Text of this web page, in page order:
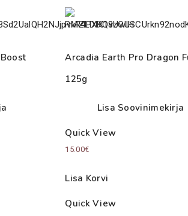
Arcadia Earth Pro Dragon
125g
Lisa Soovinimekirja
Quick View
15.00€
Lisa Korvi
Quick View